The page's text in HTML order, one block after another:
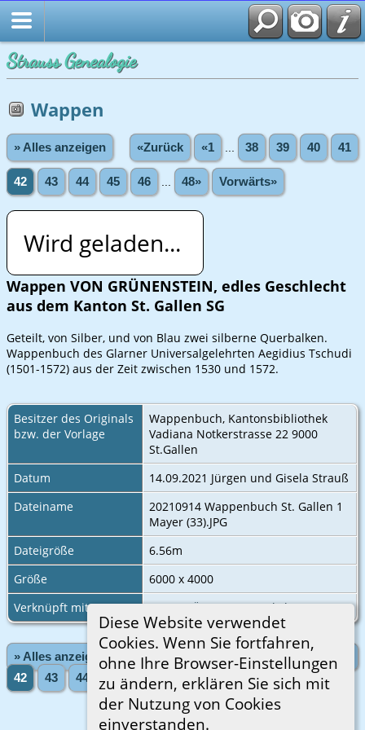
Strauss Genealogie
Diese Website verwendet
Cookies. Wenn Sie fortfahren,
ohne Ihre Browser-Einstellungen
zu ändern, erklären Sie sich mit
der Nutzung von Cookies
einverstanden.
Wappen
» Alles anzeigen «Zurück «1 38 39 40 41
42 43 44 45 46 48» Vorwärts»
Wird geladen...
Wappen VON GRÜNENSTEIN, edles Geschlecht
aus dem Kanton St. Gallen SG
Geteilt, von Silber, und von Blau zwei silberne Querbalken.
Wappenbuch des Glarner Universalgelehrten Aegidius Tschudi
(1501-1572) aus der Zeit zwischen 1530 und 1572.
Besitzer des Originals
bzw. der Vorlage
Wappenbuch, Kantonsbibliothek
Vadiana Notkerstrasse 22 9000
St.Gallen
Datum
14.09.2021 Jürgen und Gisela Strauß
Dateiname
20210914 Wappenbuch St. Gallen 1
Mayer (33).JPG
Dateigröße
6.56m
Größe
6000 x 4000
Verknüpft mit
VON GRÜNENSTEIN, Jakob
» Alles anzeigen «Zurück 38 39
42
43 44 46 48» Vorwärts»